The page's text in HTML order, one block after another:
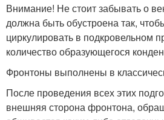
Внимание! Не стоит забывать о
должна быть обустроена так,
циркулировать в подкровельном
количество образующегося
Фронтоны выполнены в
После проведения всех этих
внешняя сторона фронтона,